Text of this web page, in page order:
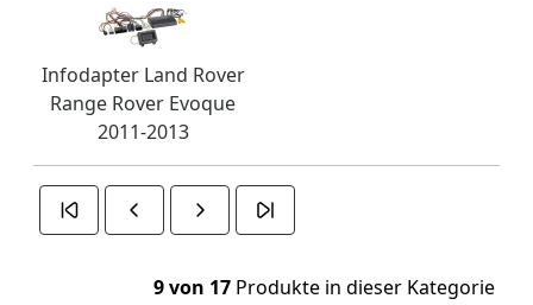
Infodapter Land Rover
Range Rover Evoque
2011-2013
9 von 17 Produkte in dieser Kategorie